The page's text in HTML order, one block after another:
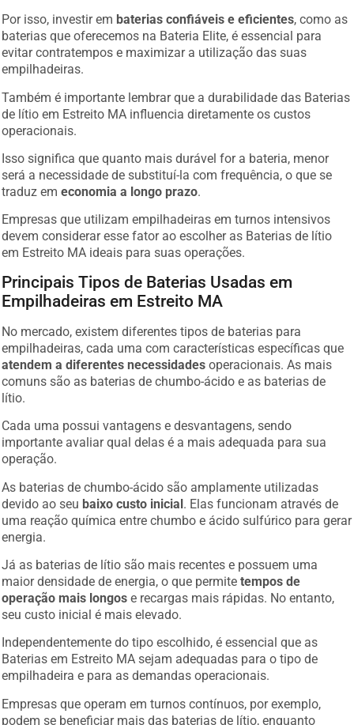
Por isso, investir em baterias confiáveis e eficientes, como as
baterias que oferecemos na Bateria Elite, é essencial para
evitar contratempos e maximizar a utilização das suas
empilhadeiras.
Também é importante lembrar que a durabilidade das Baterias
de lítio em Estreito MA influencia diretamente os custos
operacionais.
Isso significa que quanto mais durável for a bateria, menor
será a necessidade de substituí-la com frequência, o que se
traduz emeconomia a longo prazo.
Empresas que utilizam empilhadeiras em turnos intensivos
devem considerar esse fator ao escolher as Baterias de lítio
em Estreito MA ideais para suas operações.
Principais Tipos de Baterias Usadas em
Empilhadeiras em Estreito MA
No mercado, existem diferentes tipos de baterias para
empilhadeiras, cada uma com características específicas que
atendem a diferentes necessidades operacionais. As mais
comuns são as baterias de chumbo-ácido e as baterias de
lítio.
Cada uma possui vantagens e desvantagens, sendo
importante avaliar qual delas é a mais adequada para sua
operação.
As baterias de chumbo-ácido são amplamente utilizadas
devido ao seu baixo custo inicial. Elas funcionam através de
uma reação química entre chumbo e ácido sulfúrico para gerar
energia.
Já as baterias de lítio são mais recentes e possuem uma
maior densidade de energia, o que permitetempos de
operação mais longos e recargas mais rápidas. No entanto,
seu custo inicial é mais elevado.
Independentemente do tipo escolhido, é essencial que as
Baterias em Estreito MA sejam adequadas para o tipo de
empilhadeira e para as demandas operacionais.
Empresas que operam em turnos contínuos, por exemplo,
podem se beneficiar mais das baterias de lítio, enquanto